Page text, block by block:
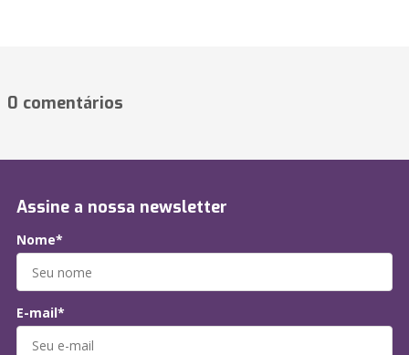
0 comentários
Assine a nossa newsletter
Nome*
E-mail*